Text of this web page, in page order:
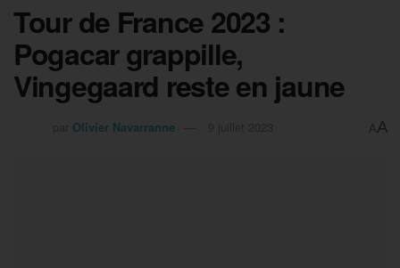
Tour de France 2023 :
Pogacar grappille,
Vingegaard reste en jaune
Olivier Navarranne AA